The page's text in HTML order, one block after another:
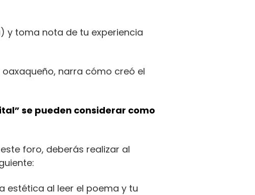
y toma nota de tu experiencia
narra cómo creó el
se pueden considerar como
foro, deberás realizar al
estética al leer el poema y tu